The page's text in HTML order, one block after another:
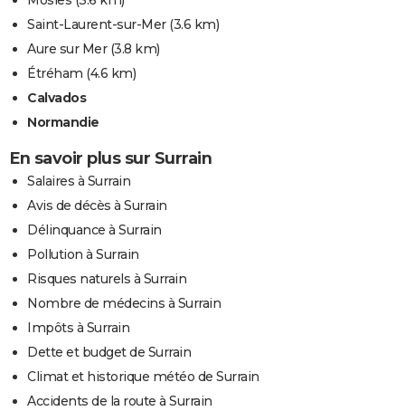
Saint-Laurent-sur-Mer(3.6 km)
Aure sur Mer(3.8 km)
Étréham (4.6 km)
Calvados
Normandie
En savoir plus sur Surrain
Salaires à Surrain
Avis de décès à Surrain
Délinquance à Surrain
Pollution à Surrain
Risques naturels à Surrain
Nombre de médecins à Surrain
Impôts à Surrain
Dette et budget de Surrain
Climat et historique météo de Surrain
Accidents de la route à Surrain